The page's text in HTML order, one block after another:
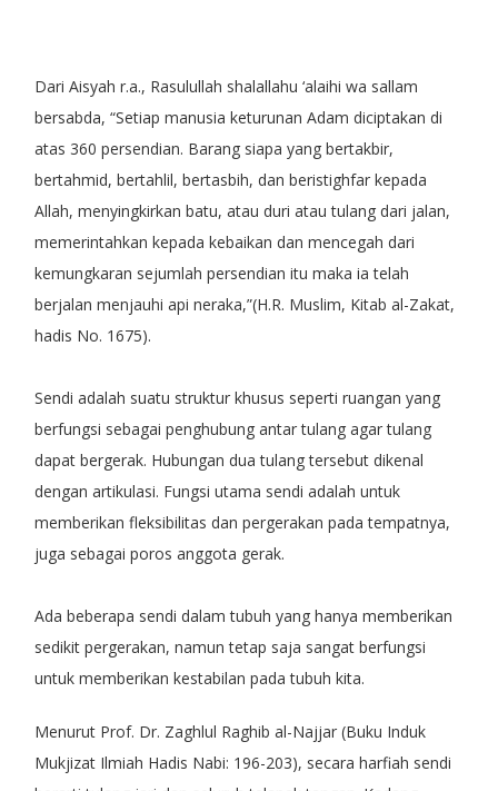
Dari Aisyah r.a., Rasulullah shalallahu ‘alaihi wa sallam
bersabda, “Setiap manusia keturunan Adam diciptakan di
atas 360 persendian. Barang siapa yang bertakbir,
bertahmid, bertahlil, bertasbih, dan beristighfar kepada
Allah, menyingkirkan batu, atau duri atau tulang dari jalan,
memerintahkan kepada kebaikan dan mencegah dari
kemungkaran sejumlah persendian itu maka ia telah
berjalan menjauhi api neraka,”(H.R. Muslim, Kitab al-Zakat,
hadis No. 1675).
Sendi adalah suatu struktur khusus seperti ruangan yang
berfungsi sebagai penghubung antar tulang agar tulang
dapat bergerak. Hubungan dua tulang tersebut dikenal
dengan artikulasi. Fungsi utama sendi adalah untuk
memberikan fleksibilitas dan pergerakan pada tempatnya,
juga sebagai poros anggota gerak.
Ada beberapa sendi dalam tubuh yang hanya memberikan
sedikit pergerakan, namun tetap saja sangat berfungsi
untuk memberikan kestabilan pada tubuh kita.
Menurut Prof. Dr. Zaghlul Raghib al-Najjar (Buku Induk
Mukjizat Ilmiah Hadis Nabi: 196-203), secara harfiah sendi